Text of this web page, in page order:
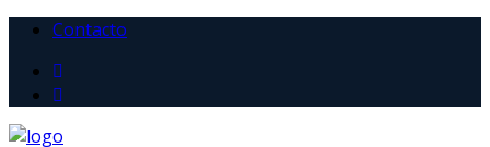
Contacto